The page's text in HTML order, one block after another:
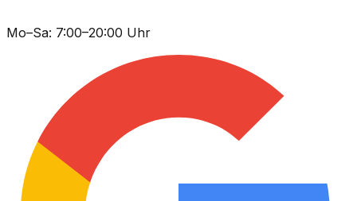
Mo–Sa: 7:00–20:00 Uhr